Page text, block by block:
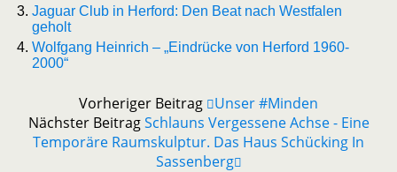
Jaguar Club in Herford: Den Beat nach Westfalen
geholt
Wolfgang Heinrich – „Eindrücke von Herford 1960-
2000“
Vorheriger Beitrag
Unser #Minden
Nächster BeitragSchlauns Vergessene Achse - Eine
Temporäre Raumskulptur. Das Haus Schücking In
Sassenberg